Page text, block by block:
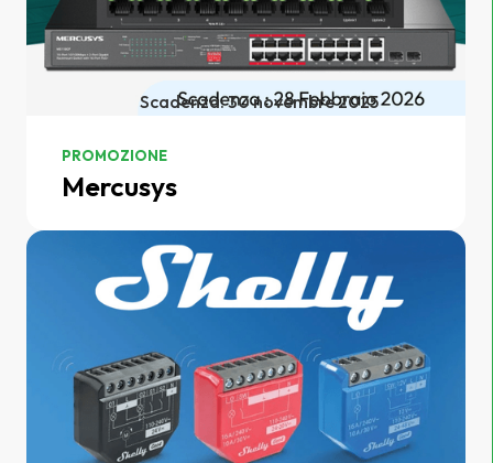
Scadenza: 30 novembre 2025
PROMOZIONE
Mercusys